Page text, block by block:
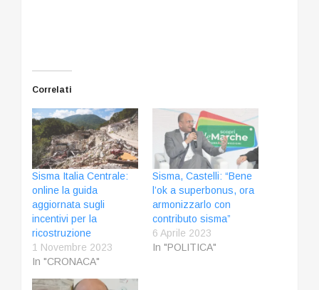
Correlati
Sisma Italia Centrale:
online la guida
aggiornata sugli
incentivi per la
ricostruzione
1 Novembre 2023
In "CRONACA"
Sisma, Castelli: “Bene
l’ok a superbonus, ora
armonizzarlo con
contributo sisma”
6 Aprile 2023
In "POLITICA"